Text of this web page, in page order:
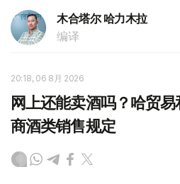
木合塔尔 哈力木拉
编译
20:18, 06 8月 2026
网上还能卖酒吗？哈贸
商酒类销售规定